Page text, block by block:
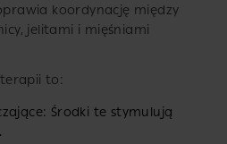
koordynację między
jelitami i mięśniami
to:
Środki te stymulują